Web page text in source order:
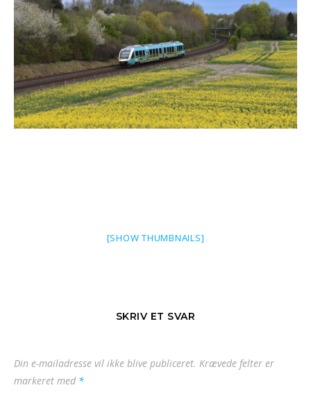
[SHOW THUMBNAILS]
SKRIV ET SVAR
Din e-mailadresse vil ikke blive publiceret. Krævede felter er
markeret med *